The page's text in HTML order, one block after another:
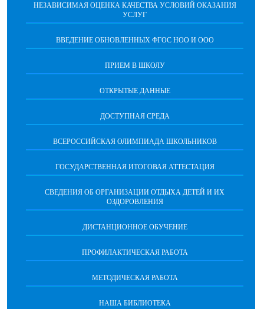
НЕЗАВИСИМАЯ ОЦЕНКА КАЧЕСТВА УСЛОВИЙ ОКАЗАНИЯ
УСЛУГ
ВВЕДЕНИЕ ОБНОВЛЕННЫХ ФГОС НОО И ООО
ПРИЕМ В ШКОЛУ
ОТКРЫТЫЕ ДАННЫЕ
ДОСТУПНАЯ СРЕДА
ВСЕРОССИЙСКАЯ ОЛИМПИАДА ШКОЛЬНИКОВ
ГОСУДАРСТВЕННАЯ ИТОГОВАЯ АТТЕСТАЦИЯ
СВЕДЕНИЯ ОБ ОРГАНИЗАЦИИ ОТДЫХА ДЕТЕЙ И ИХ
ОЗДОРОВЛЕНИЯ
ДИСТАНЦИОННОЕ ОБУЧЕНИЕ
ПРОФИЛАКТИЧЕСКАЯ РАБОТА
МЕТОДИЧЕСКАЯ РАБОТА
НАША БИБЛИОТЕКА